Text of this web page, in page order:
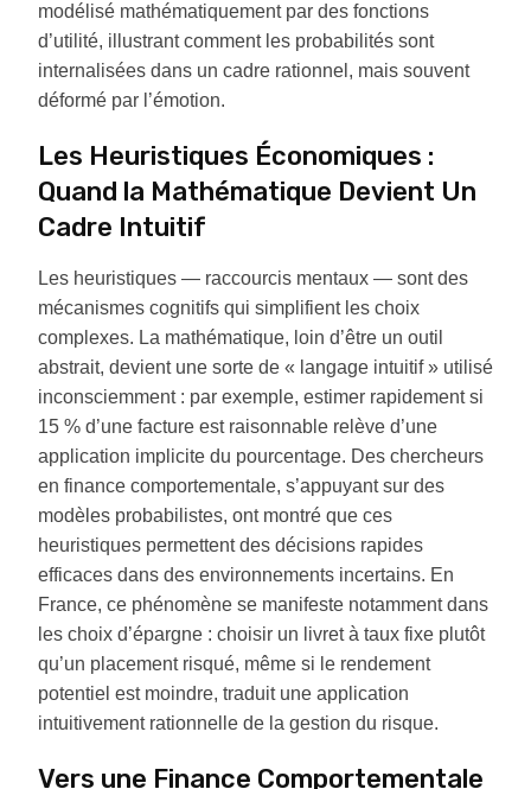
modélisé mathématiquement par des fonctions
d’utilité, illustrant comment les probabilités sont
internalisées dans un cadre rationnel, mais souvent
déformé par l’émotion.
Les Heuristiques Économiques :
Quand la Mathématique Devient Un
Cadre Intuitif
Les heuristiques — raccourcis mentaux — sont des
mécanismes cognitifs qui simplifient les choix
complexes. La mathématique, loin d’être un outil
abstrait, devient une sorte de « langage intuitif » utilisé
inconsciemment : par exemple, estimer rapidement si
15 % d’une facture est raisonnable relève d’une
application implicite du pourcentage. Des chercheurs
en finance comportementale, s’appuyant sur des
modèles probabilistes, ont montré que ces
heuristiques permettent des décisions rapides
efficaces dans des environnements incertains. En
France, ce phénomène se manifeste notamment dans
les choix d’épargne : choisir un livret à taux fixe plutôt
qu’un placement risqué, même si le rendement
potentiel est moindre, traduit une application
intuitivement rationnelle de la gestion du risque.
Vers une Finance Comportementale